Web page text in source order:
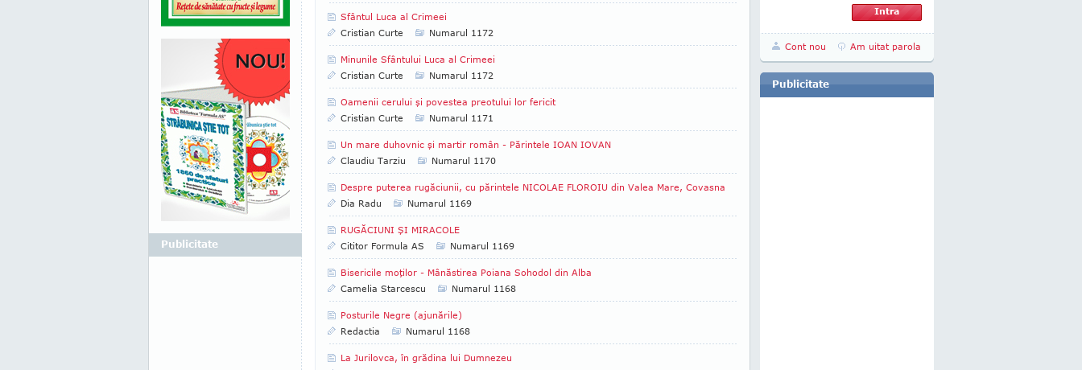
Sfântul Luca al Crimeei
Cristian Curte
Numarul 1172
Minunile Sfântului Luca al Crimeei
Cristian Curte
Numarul 1172
Oamenii cerului şi povestea preotului lor fericit
Cristian Curte
Numarul 1171
Un mare duhovnic şi martir român - Părintele IOAN IOVAN
Claudiu Tarziu
Numarul 1170
Despre puterea rugăciunii, cu părintele NICOLAE FLOROIU din Valea Mare, Covasna
Dia Radu
Numarul 1169
RUGĂCIUNI ŞI MIRACOLE
Cititor Formula AS
Numarul 1169
Bisericile moţilor - Mânăstirea Poiana Sohodol din Alba
Camelia Starcescu
Numarul 1168
Posturile Negre (ajunările)
Redactia
Numarul 1168
La Jurilovca, în grădina lui Dumnezeu
Publicitate
Cont nou Am uitat parola
Publicitate